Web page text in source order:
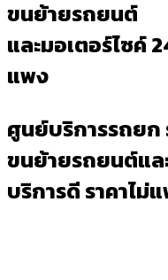
ขนย้ายรถยนต์
และมอเตอร์ไซค์
แพง
ศูนย์บริการรถยก
ขนย้ายรถยนต์แล
บริการดี ราคาไม่